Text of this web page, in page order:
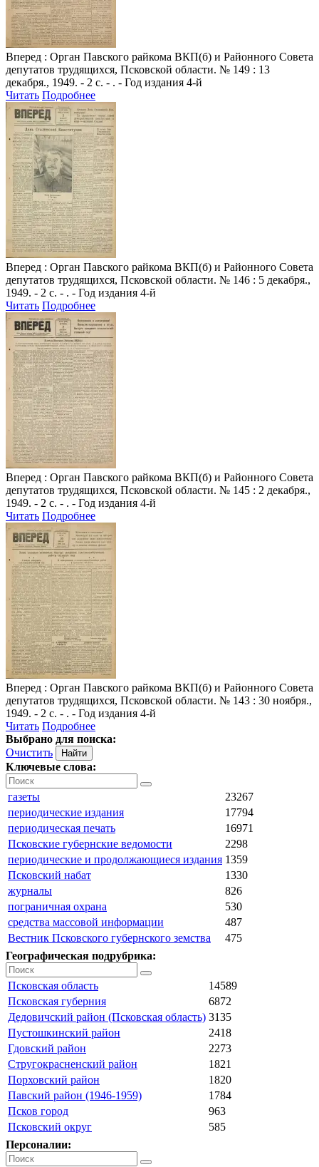
Вперед : Орган Павского райкома ВКП(б) и Районного Совета
депутатов трудящихся, Псковской области. № 149 : 13
декабря., 1949. - 2 с. - . - Год издания 4-й
Читать Подробнее
Вперед : Орган Павского райкома ВКП(б) и Районного Совета
депутатов трудящихся, Псковской области. № 146 : 5 декабря.,
1949. - 2 с. - . - Год издания 4-й
Читать Подробнее
Вперед : Орган Павского райкома ВКП(б) и Районного Совета
депутатов трудящихся, Псковской области. № 145 : 2 декабря.,
1949. - 2 с. - . - Год издания 4-й
Читать Подробнее
Вперед : Орган Павского райкома ВКП(б) и Районного Совета
депутатов трудящихся, Псковской области. № 143 : 30 ноября.,
1949. - 2 с. - . - Год издания 4-й
Читать Подробнее
Выбрано для поиска:
Очистить
Ключевые слова:
газеты
23267
периодические издания
17794
периодическая печать
16971
Псковские губернские ведомости
2298
периодические и продолжающиеся издания 1359
Псковский набат
1330
журналы
826
пограничная охрана
530
средства массовой информации
487
Вестник Псковского губернского земства
475
Географическая подрубрика:
Псковская область
14589
Псковская губерния
6872
Дедовичский район (Псковская область) 3135
Пустошкинский район
2418
Гдовский район
2273
Стругокрасненский район
1821
Порховский район
1820
Павский район (1946-1959)
1784
Псков город
963
Псковский округ
585
Персоналии: